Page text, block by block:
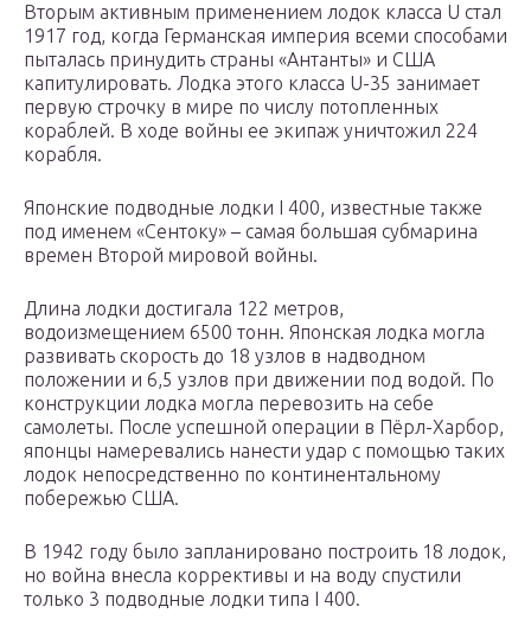
Вторым активным применением лодок класса U стал
1917 год, когда Германская империя всеми способами
пыталась принудить страны «Антанты» и США
капитулировать. Лодка этого класса U-35 занимает
первую строчку в мире по числу потопленных
кораблей. В ходе войны ее экипаж уничтожил 224
корабля.
Японские подводные лодки I 400, известные также
под именем «Сентоку» – самая большая субмарина
времен Второй мировой войны.
Длина лодки достигала 122 метров,
водоизмещением 6500 тонн. Японская лодка могла
развивать скорость до 18 узлов в надводном
положении и 6,5 узлов при движении под водой. По
конструкции лодка могла перевозить на себе
самолеты. После успешной операции в Пёрл-Харбор,
японцы намеревались нанести удар с помощью таких
лодок непосредственно по континентальному
побережью США.
В 1942 году было запланировано построить 18 лодок,
но война внесла коррективы и на воду спустили
только 3 подводные лодки типа I 400.